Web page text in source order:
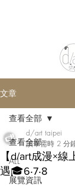
文章
查看全部
ALL
展覽資訊
查看全部
【d/art成漫×
遇🎓6‧7‧8
d/art taipei
讀畢需時 2 分